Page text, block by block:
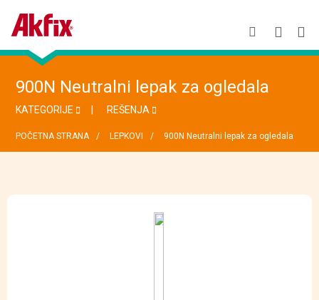
900N Neutralni lepak za ogledala
KATEGORIJE REŠENJA
POČETNA STRANA LEPKOVI 900N Neutralni lepak za ogledala